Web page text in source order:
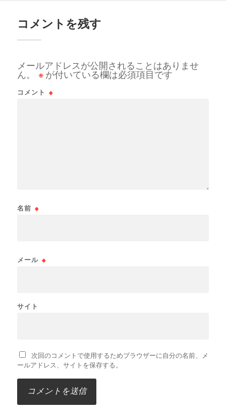
コメントを残す
メールアドレスが公開されることはありませ
ん。
※ が付いている欄は必須項目です
コメント ※
名前 ※
メール ※
サイト
次回のコメントで使用するためブラウザーに自分の名前、メ
ールアドレス、サイトを保存する。